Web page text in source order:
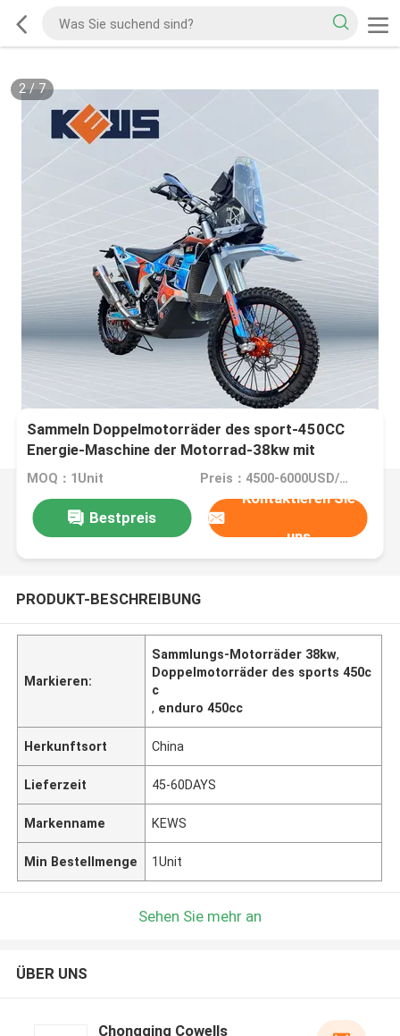
2/7
Sammeln Doppelmotorräder des sport-450CC
Energie-Maschine der Motorrad-38kw mit
Vergaser und Efi Two Options
MOQ：1Unit Preis：4500-6000USD/UNIT
Bestpreis
Kontaktieren Sie
uns
PRODUKT-BESCHREIBUNG
Markieren:
Sammlungs-Motorräder 38kw,
Doppelmotorräder des sports 450c
c
, enduro 450cc
Herkunftsort China
Lieferzeit 45-60DAYS
Markenname KEWS
Min Bestellmenge 1Unit
Sehen Sie mehr an
ÜBER UNS
Chongqing Cowells